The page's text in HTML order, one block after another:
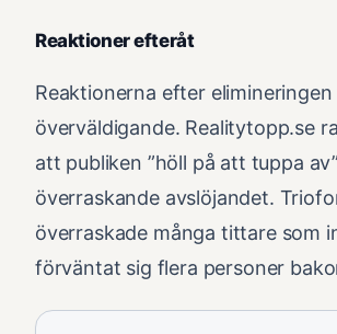
Reaktioner efteråt
Reaktionerna efter elimineringen
överväldigande. Realitytopp.se
att publiken ”höll på att tuppa
överraskande avslöjandet.
överraskade många tittare som
förväntat sig flera personer